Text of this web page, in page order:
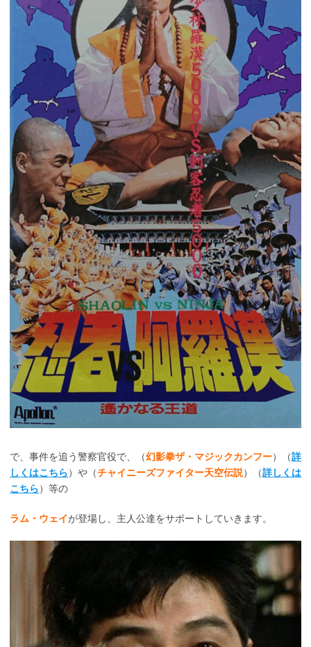
で、事件を追う警察官役で、（幻影拳ザ・マジックカンフー）（詳
しくはこちら）や（チャイニーズファイター天空伝説）（詳しくは
こちら）等の
ラム・ウェイが登場し、主人公達をサポートしていきます。